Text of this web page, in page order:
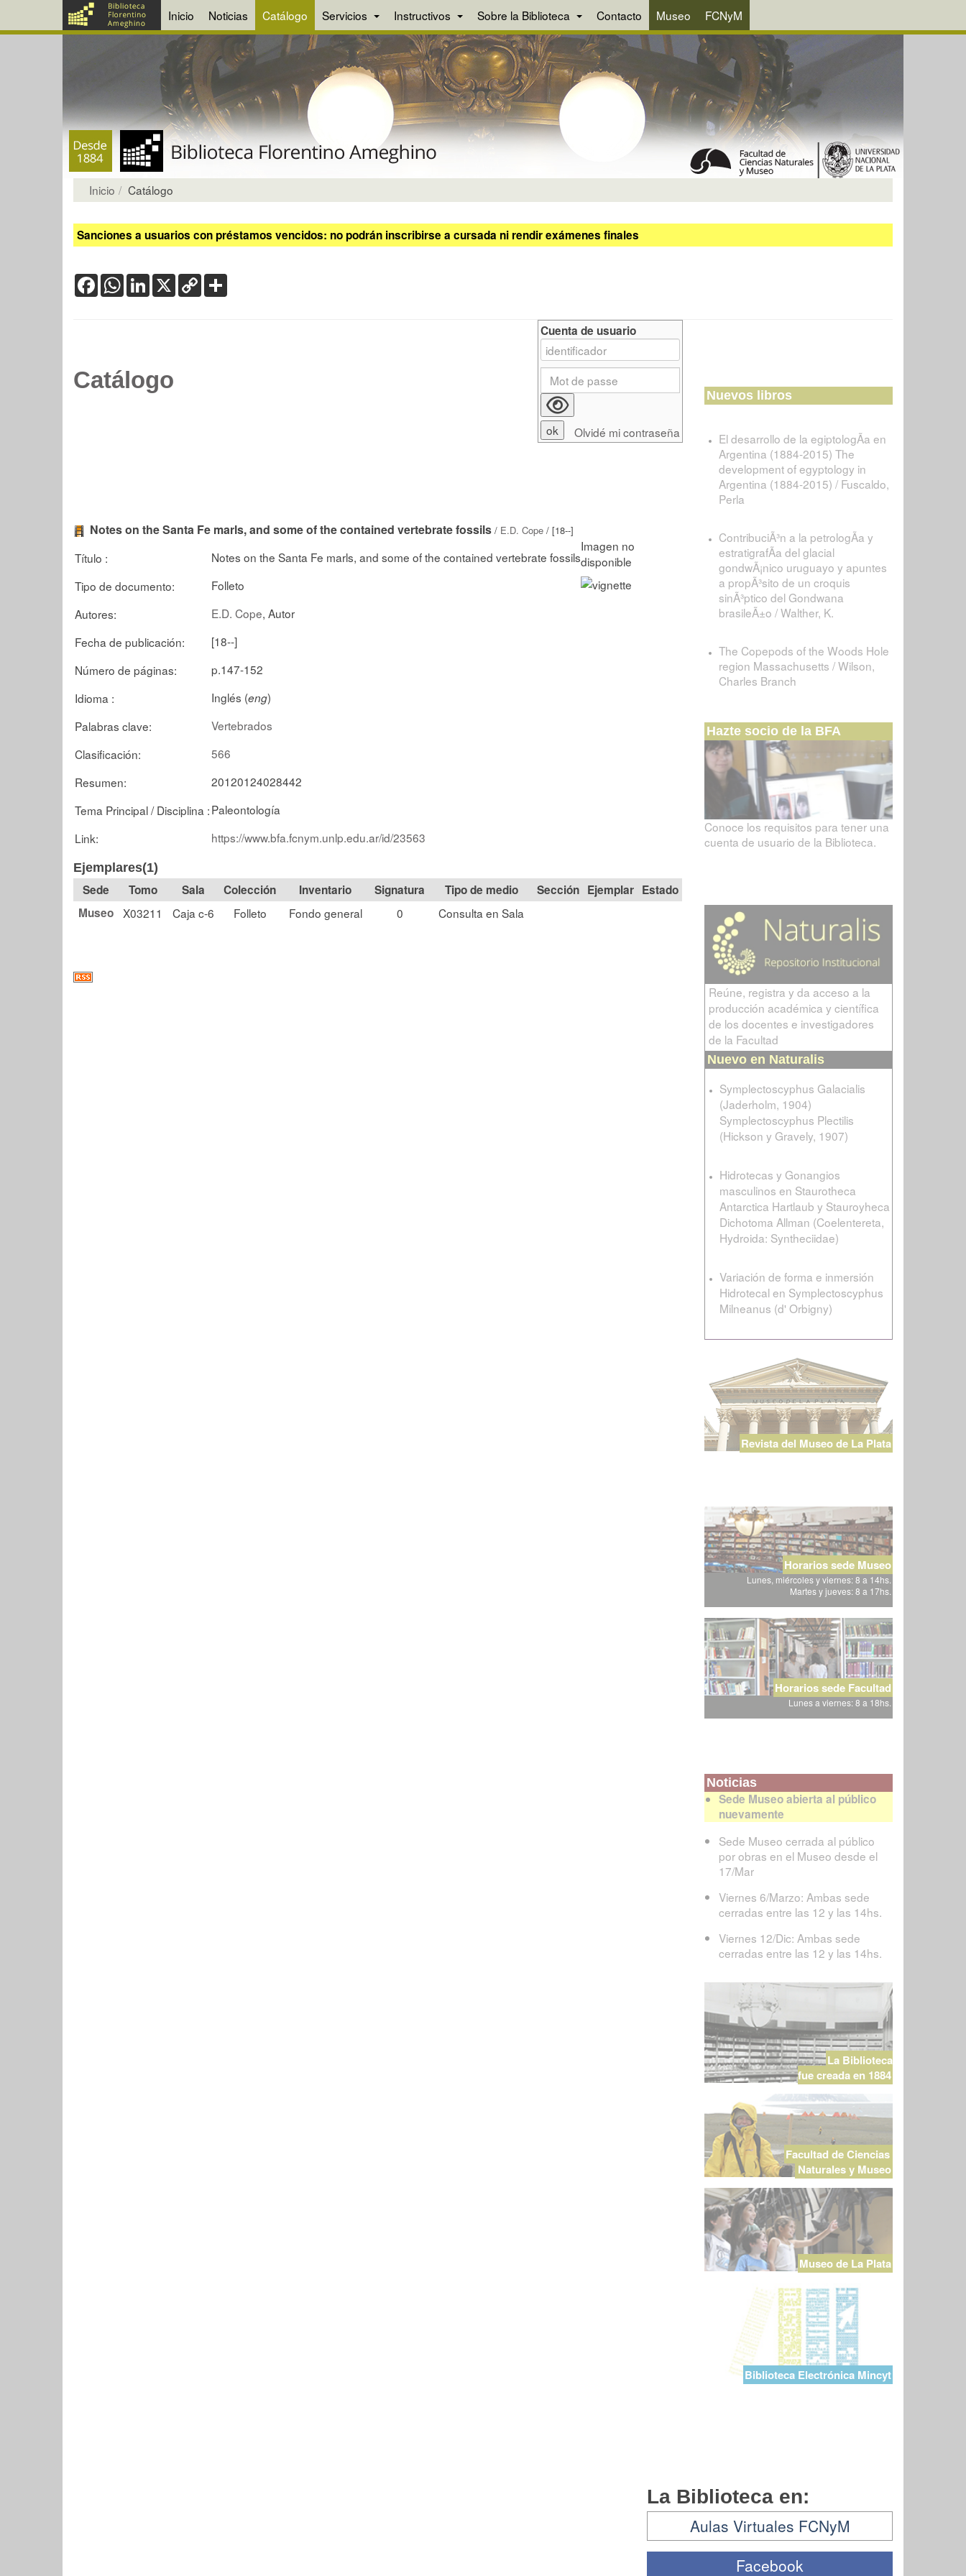
Inicio Noticias Catálogo Servicios Instructivos Sobre la Biblioteca Contacto Museo FCNyM
Inicio Catálogo
Sanciones a usuarios con préstamos vencidos: no podrán inscribirse a cursada ni rendir exámenes finales
FacebookWhatsApp
LinkedIn
X Copy
Link
Catálogo
Notes on the Santa Fe marls, and some of the contained vertebrate fossils / E.D. Cope / [18--]
Título :
Notes on the Santa Fe marls, and some of the contained vertebrate fossils
Tipo de documento:
Folleto
Autores:
E.D. Cope, Autor
Fecha de publicación:
[18--]
Número de páginas:
p.147-152
Idioma :
Inglés (eng)
Palabras clave:
Vertebrados
Clasificación:
566
Resumen:
20120124028442
Tema Principal / Disciplina :Paleontología
Link:
https://www.bfa.fcnym.unlp.edu.ar/id/23563
Ejemplares(1)
Tomo Sala Colección Signatura Tipo de medio Sección
Estado
Museo
X03211 Caja c-6 Folleto Fondo general 0 Consulta en Sala
Cuenta de usuario
Olvidé mi contraseña
Nuevos libros
El desarrollo de la egiptologÃ­a en
Argentina (1884-2015) The
development of egyptology in
Argentina (1884-2015) / Fuscaldo,
Perla
ContribuciÃ³n a la petrologÃ­a y
estratigrafÃ­a del glacial
gondwÃ¡nico uruguayo y apuntes
a propÃ³sito de un croquis
sinÃ³ptico del Gondwana
brasileÃ±o / Walther, K.
The Copepods of the Woods Hole
region Massachusetts / Wilson,
Charles Branch
Hazte socio de la BFA
Conoce los requisitos para tener una
cuenta de usuario de la Biblioteca.
Reúne, registra y da acceso a la
producción académica y científica
de los docentes e investigadores
de la Facultad
Nuevo en Naturalis
Symplectoscyphus Galacialis
(Jaderholm, 1904)
Symplectoscyphus Plectilis
(Hickson y Gravely, 1907)
Hidrotecas y Gonangios
masculinos en Staurotheca
Antarctica Hartlaub y Stauroyheca
Dichotoma Allman (Coelentereta,
Hydroida: Syntheciidae)
Variación de forma e inmersión
Hidrotecal en Symplectoscyphus
Milneanus (d' Orbigny)
Revista del Museo de La Plata
Horarios sede Museo
Lunes, miércoles y viernes: 8 a 14hs.
Martes y jueves: 8 a 17hs.
Horarios sede Facultad
Lunes a viernes: 8 a 18hs.
Noticias
Sede Museo abierta al público
nuevamente
Sede Museo cerrada al público
por obras en el Museo desde el
17/Mar
Viernes 6/Marzo: Ambas sede
cerradas entre las 12 y las 14hs.
Viernes 12/Dic: Ambas sede
cerradas entre las 12 y las 14hs.
La Biblioteca
fue creada en 1884
Facultad de Ciencias
Naturales y Museo
Museo de La Plata
Biblioteca Electrónica Mincyt
La Biblioteca en:
Aulas Virtuales FCNyM
Facebook